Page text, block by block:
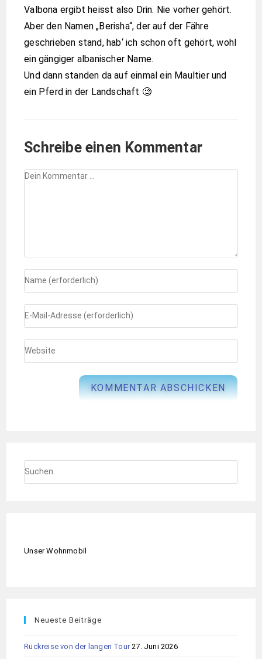
Valbona ergibt heisst also Drin. Nie vorher gehört.
Aber den Namen „Berisha“, der auf der Fähre
geschrieben stand, hab‘ ich schon oft gehört, wohl
ein gängiger albanischer Name.
Und dann standen da auf einmal ein Maultier und
ein Pferd in der Landschaft 🧐
Schreibe einen Kommentar
Unser Wohnmobil
Neueste Beiträge
Rückreise von der langen Tour 27. Juni 2026